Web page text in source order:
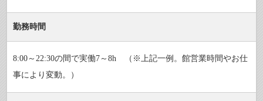
勤務時間
8:00～22:30の間で実働7～8h （※上記一例。館営業時間やお仕
事により変動。）